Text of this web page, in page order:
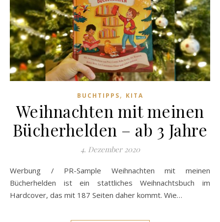
BUCHTIPPS, KITA
Weihnachten mit meinen
Bücherhelden – ab 3 Jahre
4. Dezember 2020
Werbung / PR-Sample Weihnachten mit meinen
Bücherhelden ist ein stattliches Weihnachtsbuch im
Hardcover, das mit 187 Seiten daher kommt. Wie…